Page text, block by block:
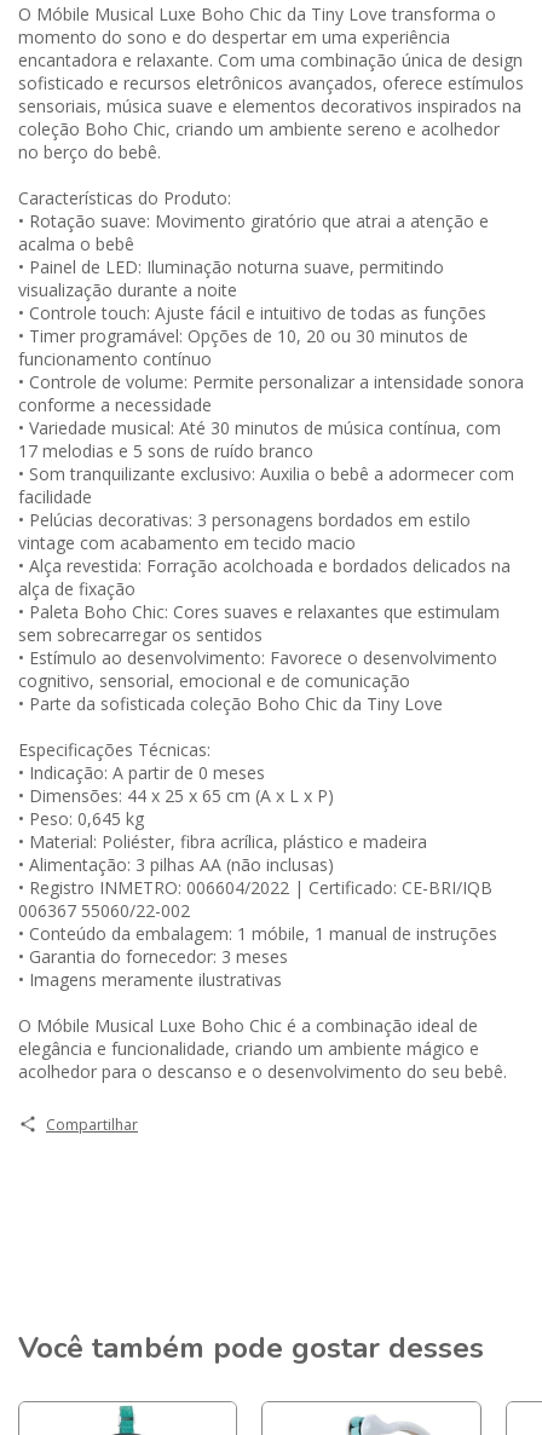
O Móbile Musical Luxe Boho Chic da Tiny Love transforma o
momento do sono e do despertar em uma experiência
encantadora e relaxante. Com uma combinação única de design
sofisticado e recursos eletrônicos avançados, oferece estímulos
sensoriais, música suave e elementos decorativos inspirados na
coleção Boho Chic, criando um ambiente sereno e acolhedor
no berço do bebê.
Características do Produto:
• Rotação suave: Movimento giratório que atrai a atenção e
acalma o bebê
• Painel de LED: Iluminação noturna suave, permitindo
visualização durante a noite
• Controle touch: Ajuste fácil e intuitivo de todas as funções
• Timer programável: Opções de 10, 20 ou 30 minutos de
funcionamento contínuo
• Controle de volume: Permite personalizar a intensidade sonora
conforme a necessidade
• Variedade musical: Até 30 minutos de música contínua, com
17 melodias e 5 sons de ruído branco
• Som tranquilizante exclusivo: Auxilia o bebê a adormecer com
facilidade
• Pelúcias decorativas: 3 personagens bordados em estilo
vintage com acabamento em tecido macio
• Alça revestida: Forração acolchoada e bordados delicados na
alça de fixação
• Paleta Boho Chic: Cores suaves e relaxantes que estimulam
sem sobrecarregar os sentidos
• Estímulo ao desenvolvimento: Favorece o desenvolvimento
cognitivo, sensorial, emocional e de comunicação
• Parte da sofisticada coleção Boho Chic da Tiny Love
Especificações Técnicas:
• Indicação: A partir de 0 meses
• Dimensões: 44 x 25 x 65 cm (A x L x P)
• Peso: 0,645 kg
• Material: Poliéster, fibra acrílica, plástico e madeira
• Alimentação: 3 pilhas AA (não inclusas)
• Registro INMETRO: 006604/2022 | Certificado: CE-BRI/IQB
006367 55060/22-002
• Conteúdo da embalagem: 1 móbile, 1 manual de instruções
• Garantia do fornecedor: 3 meses
• Imagens meramente ilustrativas
O Móbile Musical Luxe Boho Chic é a combinação ideal de
elegância e funcionalidade, criando um ambiente mágico e
acolhedor para o descanso e o desenvolvimento do seu bebê.
Compartilhar
Você também pode gostar desses